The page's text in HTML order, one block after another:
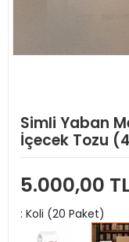
Simli Yaban
İçecek Tozu
5.000,00
: Koli (20 Paket)